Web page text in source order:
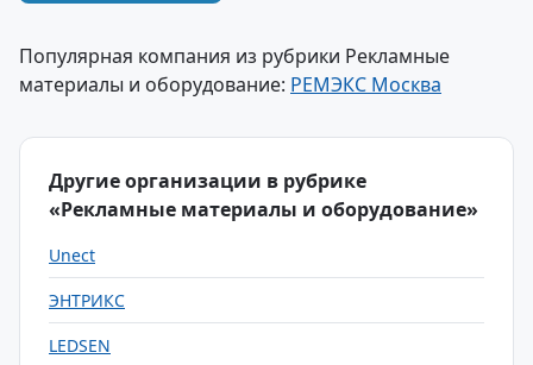
Популярная компания из рубрики Рекламные
материалы и оборудование: РЕМЭКС Москва
Другие организации в рубрике
«Рекламные материалы и оборудование»
Unect
ЭНТРИКС
LEDSEN